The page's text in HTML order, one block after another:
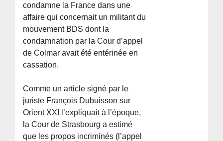
condamne la France dans une
affaire qui concernait un militant du
mouvement BDS dont la
condamnation par la Cour d’appel
de Colmar avait été entérinée en
cassation.
Comme un article signé par le
juriste François Dubuisson sur
Orient XXI l’expliquait à l’époque,
la Cour de Strasbourg a estimé
que les propos incriminés (l’appel